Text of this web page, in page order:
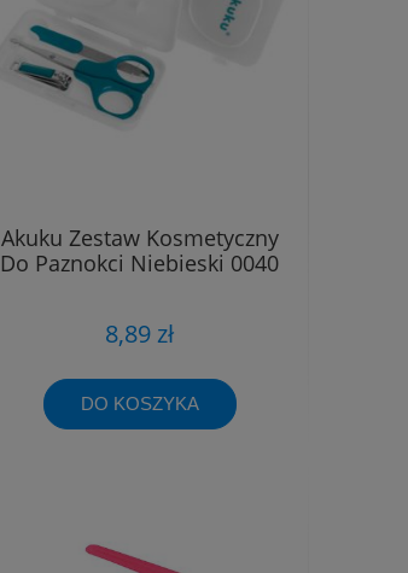
Akuku Zestaw Kosmetyczny
Do Paznokci Niebieski 0040
8,89 zł
DO KOSZYKA